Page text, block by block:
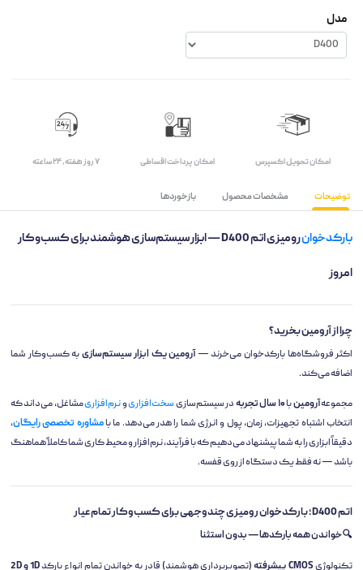
مدل
اﻣﮑﺎن ﺗﺤﻮﯾﻞ اﮐﺴﭙﺮس امکان پرداخت اقساطی ۷ روز ﻫﻔﺘﻪ، ۲۴ ﺳﺎﻋﺘﻪ
توضیحات مشخصات محصول بازخوردها
بارکدخوان رومیزی اتم D400 — ابزار سیستم‌سازی هوشمند برای کسب‌وکار
امروز
چرا از آرومین بخرید؟
اکثر فروشگاه‌ها بارکدخوان می‌خرند —آرومین یک ابزار سیستم‌سازیبه کسب‌وکار شما
اضافه می‌کند.
مجموعهآرومینبا۱۰ سال تجربه در سیستم‌سازیسخت‌افزاریونرم‌افزاریمشاغل، می‌داند که
انتخاب اشتباه تجهیزات، زمان، پول و انرژی شما را هدر می‌دهد. ما بامشاوره تخصصی رایگان،
دقیقاً ابزاری را به شما پیشنهاد می‌دهیم که با فرآیند، نرم‌افزار و محیط کاری شما کاملاً هماهنگ
باشد — نه فقط یک دستگاه از روی قفسه.
اتم D400؛ بارکدخوان رومیزی چندوجهی برای کسب‌وکار تمام‌عیار
🔍 خواندن همه بارکدها — بدون استثنا
تکنولوژیCMOS پیشرفته (تصویربرداری هوشمند) قادر به خواندن تمام انواع بارکد1D و 2D